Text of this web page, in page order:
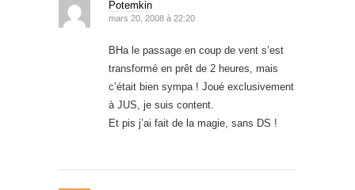
Potemkin
mars 20, 2008 à 22:20
BHa le passage en coup de vent s’est
transformé en prêt de 2 heures, mais
c’était bien sympa ! Joué exclusivement
à JUS, je suis content.
Et pis j’ai fait de la magie, sans DS !